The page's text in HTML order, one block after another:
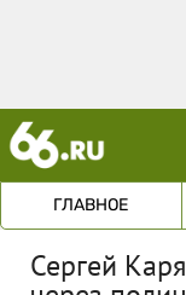
ГЛАВНОЕ
Сергей